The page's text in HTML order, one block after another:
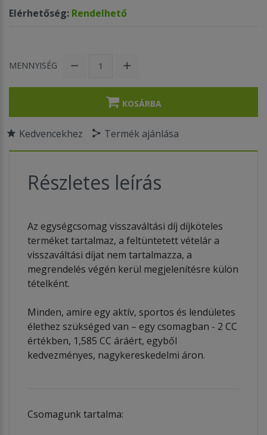
Elérhetőség: Rendelhető
MENNYISÉG
KOSÁRBA
Kedvencekhez Termék ajánlása
Részletes leírás
Az egységcsomag visszaváltási díj díjköteles
terméket tartalmaz, a feltüntetett vételár a
visszaváltási díjat nem tartalmazza, a
megrendelés végén kerül megjelenítésre külön
tételként.
Minden, amire egy aktív, sportos és lendületes
élethez szükséged van – egy csomagban - 2 CC
értékben, 1,585 CC áráért, egyből
kedvezményes, nagykereskedelmi áron.
Csomagunk tartalma: